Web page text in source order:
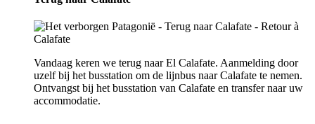
Vandaag keren we terug naar El Calafate. Aanmelding door
uzelf bij het busstation om de lijnbus naar Calafate te nemen.
Ontvangst bij het busstation van Calafate en transfer naar uw
accommodatie.